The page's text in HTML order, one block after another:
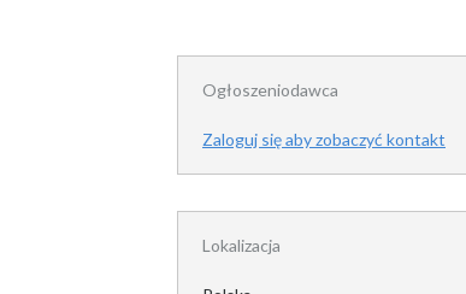
Ogłoszeniodawca
Zaloguj się aby zobaczyć kontakt
Lokalizacja